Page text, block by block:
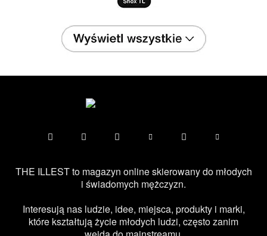
THE ILLEST to magazyn online skierowany do młodych
i świadomych mężczyzn.
Interesują nas ludzie, idee, miejsca, produkty i marki,
które kształtują życie młodych ludzi, często zanim